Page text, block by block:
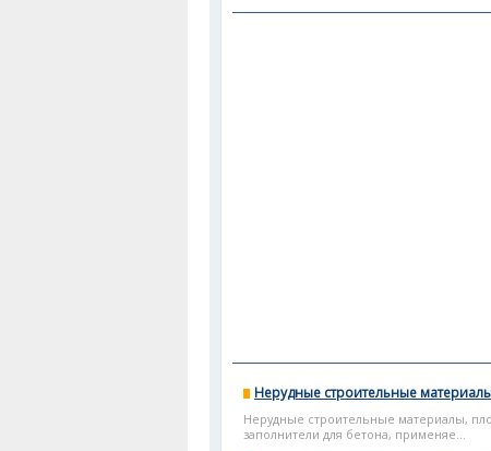
Нерудные строительные
Нерудные строительные материалы,
заполнители для бетона, применяе...